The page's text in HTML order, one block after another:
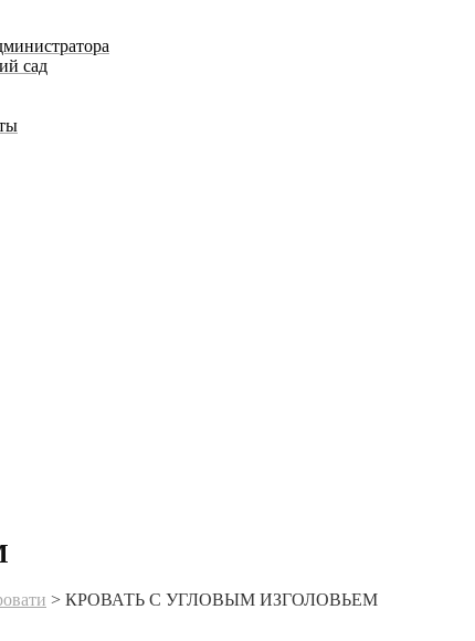
сад
> КРОВАТЬ С УГЛОВЫМ ИЗГОЛОВЬЕМ